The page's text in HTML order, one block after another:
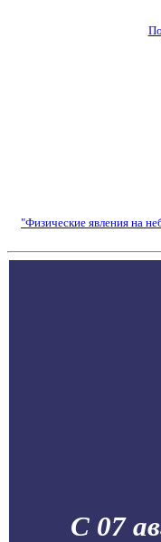
"Физические явления на
С 07